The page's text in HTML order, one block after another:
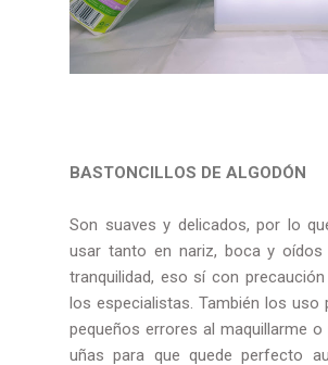
BASTONCILLOS DE ALGODÓN
Son suaves y delicados, por lo
usar tanto en nariz, boca y
tranquilidad, eso sí con
los especialistas. También los uso
pequeños errores al maquillarme o
uñas para que quede perfecto